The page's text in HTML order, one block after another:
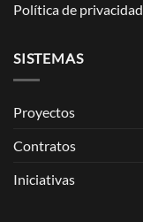
Política de privacidad
SISTEMAS
Proyectos
Contratos
Iniciativas